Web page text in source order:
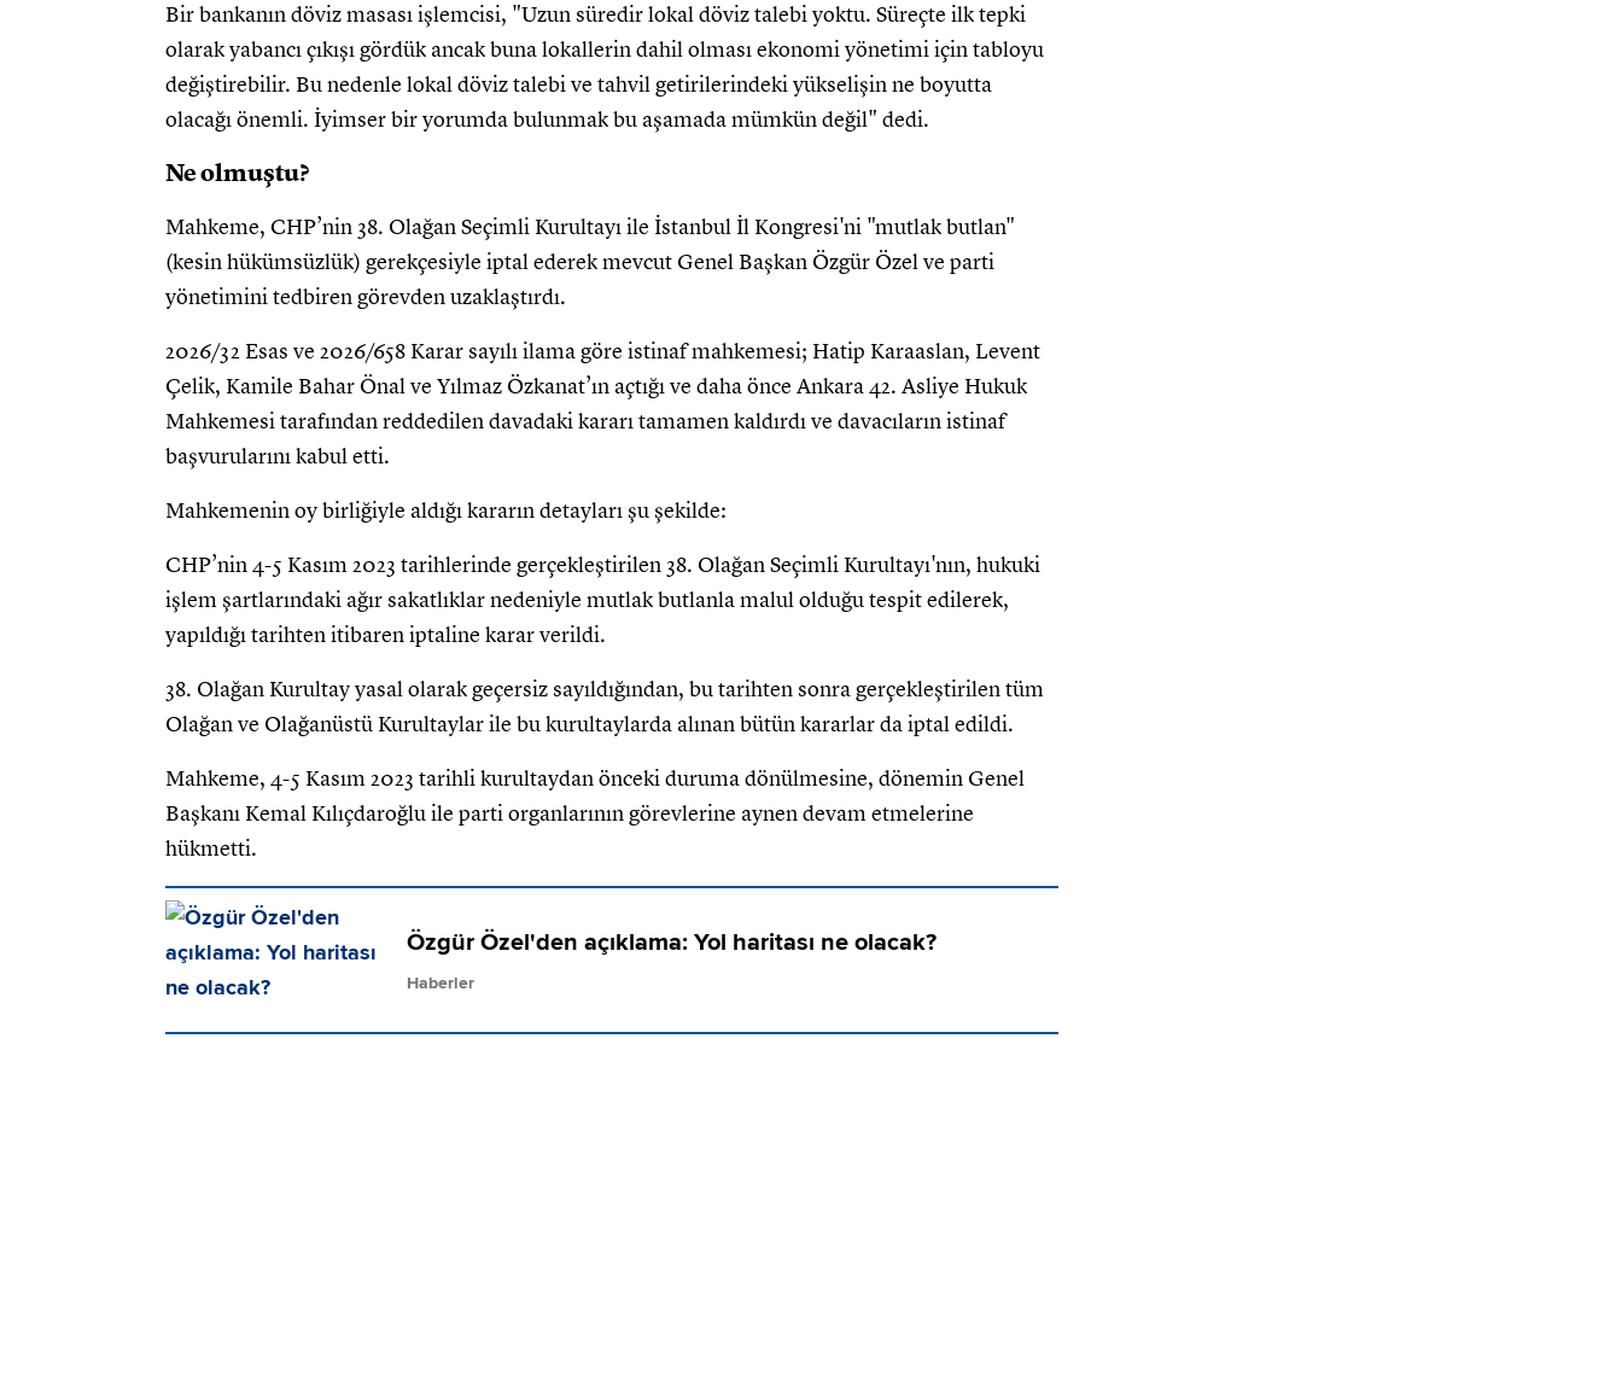
Bir bankanın döviz masası işlemcisi, "Uzun süredir lokal döviz talebi yoktu. Süreçte ilk tepki
olarak yabancı çıkışı gördük ancak buna lokallerin dahil olması ekonomi yönetimi için tabloyu
değiştirebilir. Bu nedenle lokal döviz talebi ve tahvil getirilerindeki yükselişin ne boyutta
olacağı önemli. İyimser bir yorumda bulunmak bu aşamada mümkün değil" dedi.
Ne olmuştu?
Mahkeme, CHP’nin 38. Olağan Seçimli Kurultayı ile İstanbul İl Kongresi'ni "mutlak butlan"
(kesin hükümsüzlük) gerekçesiyle iptal ederek mevcut Genel Başkan Özgür Özel ve parti
yönetimini tedbiren görevden uzaklaştırdı.
2026/32 Esas ve 2026/658 Karar sayılı ilama göre istinaf mahkemesi; Hatip Karaaslan, Levent
Çelik, Kamile Bahar Önal ve Yılmaz Özkanat’ın açtığı ve daha önce Ankara 42. Asliye Hukuk
Mahkemesi tarafından reddedilen davadaki kararı tamamen kaldırdı ve davacıların istinaf
başvurularını kabul etti.
Mahkemenin oy birliğiyle aldığı kararın detayları şu şekilde:
CHP’nin 4-5 Kasım 2023 tarihlerinde gerçekleştirilen 38. Olağan Seçimli Kurultayı'nın, hukuki
işlem şartlarındaki ağır sakatlıklar nedeniyle mutlak butlanla malul olduğu tespit edilerek,
yapıldığı tarihten itibaren iptaline karar verildi.
38. Olağan Kurultay yasal olarak geçersiz sayıldığından, bu tarihten sonra gerçekleştirilen tüm
Olağan ve Olağanüstü Kurultaylar ile bu kurultaylarda alınan bütün kararlar da iptal edildi.
Mahkeme, 4-5 Kasım 2023 tarihli kurultaydan önceki duruma dönülmesine, dönemin Genel
Başkanı Kemal Kılıçdaroğlu ile parti organlarının görevlerine aynen devam etmelerine
hükmetti.
Özgür Özel'den açıklama: Yol haritası ne olacak?
Haberler